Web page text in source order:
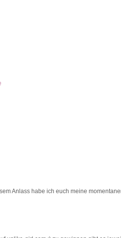
Anlass habe ich euch meine